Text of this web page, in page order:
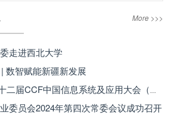
More >>>
走进西北大学
数智赋能新疆新发展
· 征文通知 | 第二十二届CCF中国信息系统及应用大会（WISA 2025）
委员会2024年第四次常委会议成功召开